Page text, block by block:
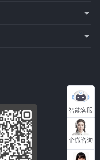
智能客服
企微咨询